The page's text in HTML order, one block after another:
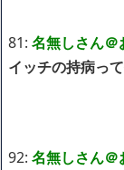
81: 名無しさん＠
イッチの持病っ
92: 名無しさん＠